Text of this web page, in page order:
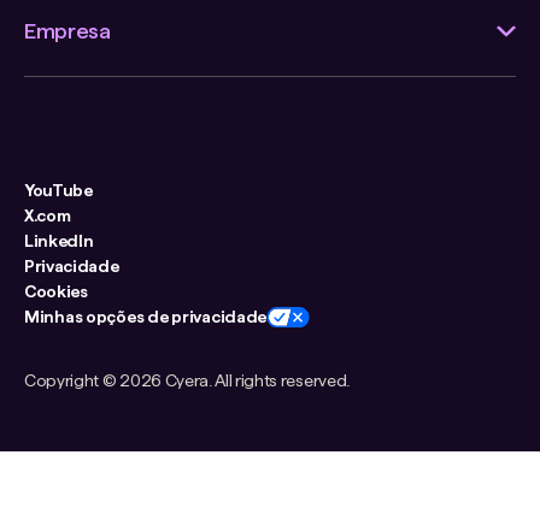
Empresa
Copyright © 2026 Cyera. All rights reserved.
YouTube
X.com
LinkedIn
Privacidade
Cookies
Minhas opções de privacidade